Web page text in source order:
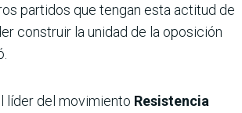
partidos que tengan esta actitud de
construir la unidad de la oposición
líder del movimiento Resistencia